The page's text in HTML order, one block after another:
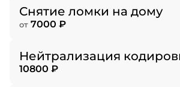
Снятие ломки на дому
от 7000 ₽
Нейтрализация
10800 ₽